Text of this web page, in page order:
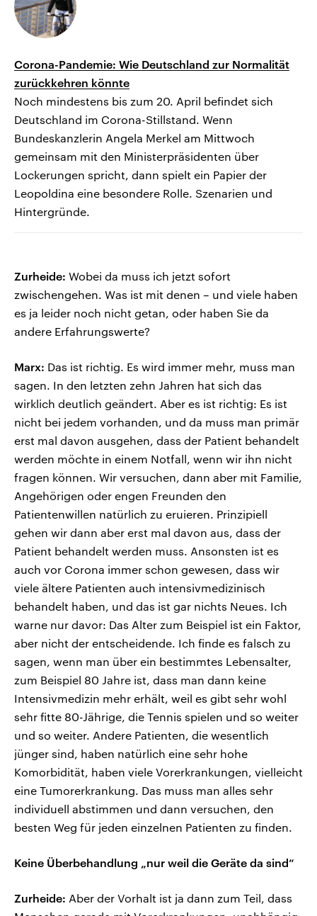
Corona-Pandemie: Wie Deutschland zur Normalität
zurückkehren könnte
Noch mindestens bis zum 20. April befindet sich
Deutschland im Corona-Stillstand. Wenn
Bundeskanzlerin Angela Merkel am Mittwoch
gemeinsam mit den Ministerpräsidenten über
Lockerungen spricht, dann spielt ein Papier der
Leopoldina eine besondere Rolle. Szenarien und
Hintergründe.
Zurheide: Wobei da muss ich jetzt sofort
zwischengehen. Was ist mit denen – und viele haben
es ja leider noch nicht getan, oder haben Sie da
andere Erfahrungswerte?
Marx: Das ist richtig. Es wird immer mehr, muss man
sagen. In den letzten zehn Jahren hat sich das
wirklich deutlich geändert. Aber es ist richtig: Es ist
nicht bei jedem vorhanden, und da muss man primär
erst mal davon ausgehen, dass der Patient behandelt
werden möchte in einem Notfall, wenn wir ihn nicht
fragen können. Wir versuchen, dann aber mit Familie,
Angehörigen oder engen Freunden den
Patientenwillen natürlich zu eruieren. Prinzipiell
gehen wir dann aber erst mal davon aus, dass der
Patient behandelt werden muss. Ansonsten ist es
auch vor Corona immer schon gewesen, dass wir
viele ältere Patienten auch intensivmedizinisch
behandelt haben, und das ist gar nichts Neues. Ich
warne nur davor: Das Alter zum Beispiel ist ein Faktor,
aber nicht der entscheidende. Ich finde es falsch zu
sagen, wenn man über ein bestimmtes Lebensalter,
zum Beispiel 80 Jahre ist, dass man dann keine
Intensivmedizin mehr erhält, weil es gibt sehr wohl
sehr fitte 80-Jährige, die Tennis spielen und so weiter
und so weiter. Andere Patienten, die wesentlich
jünger sind, haben natürlich eine sehr hohe
Komorbidität, haben viele Vorerkrankungen, vielleicht
eine Tumorerkrankung. Das muss man alles sehr
individuell abstimmen und dann versuchen, den
besten Weg für jeden einzelnen Patienten zu finden.
Keine Überbehandlung „nur weil die Geräte da sind“
Zurheide: Aber der Vorhalt ist ja dann zum Teil, dass